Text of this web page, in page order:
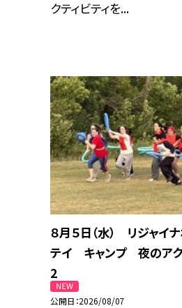
クティビティを...
８月５日（水） リジャイ
テイ キャンプ 夜のアク
2
公開日 2026/08/07